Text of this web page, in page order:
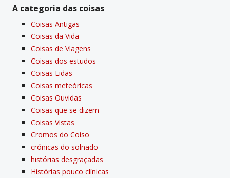
A categoria das coisas
Coisas Antigas
Coisas da Vida
Coisas de Viagens
Coisas dos estudos
Coisas Lidas
Coisas meteóricas
Coisas Ouvidas
Coisas que se dizem
Coisas Vistas
Cromos do Coiso
crónicas do solnado
histórias desgraçadas
Histórias pouco clí­nicas